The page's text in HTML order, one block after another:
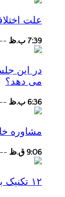
علت
7:39 ب.ظ --
در این
می دهد؟
6:36 ب.ظ --
مشاوره
9:06 ق.ظ --
۱۲ تکنیک برتر رفتار با همسر فحاش می کند